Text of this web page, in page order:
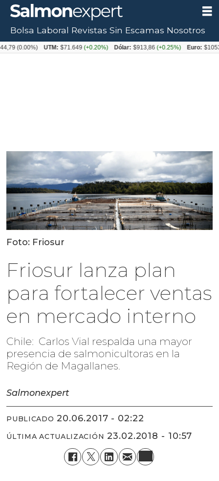
Foto: Friosur
Friosur lanza plan
para fortalecer ventas
en mercado interno
Chile: Carlos Vial respalda una mayor
presencia de salmonicultoras en la
Región de Magallanes.
Salmonexpert
PUBLICADO 20.06.2017 - 02:22
ÚLTIMA ACTUALIZACIÓN 23.02.2018 - 10:57
Bolsa Laboral Revistas Sin Escamas Nosotros
UTM: $71.649(+0.20%) Dólar: $913,86(+0.25%) Euro: $1053,08(-